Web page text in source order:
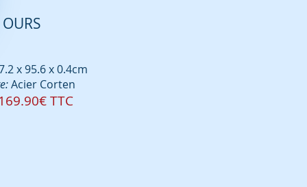
OURS
x 95.6 x 0.4cm
Acier Corten
69.90€ TTC